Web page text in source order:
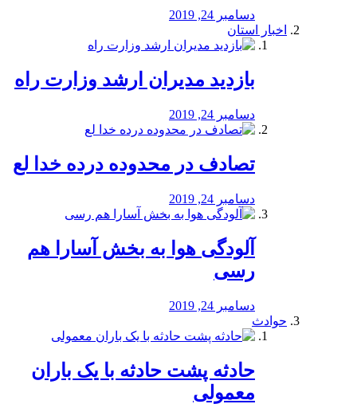
دسامبر 24, 2019
اخبار استان
بازدید مدیران ارشد وزارت راه
دسامبر 24, 2019
تصادف در محدوده درده خدا لع
دسامبر 24, 2019
آلودگی هوا به بخش آسارا هم
رسی
دسامبر 24, 2019
حوادث
️حادثه پشت حادثه با یک باران
معمولی